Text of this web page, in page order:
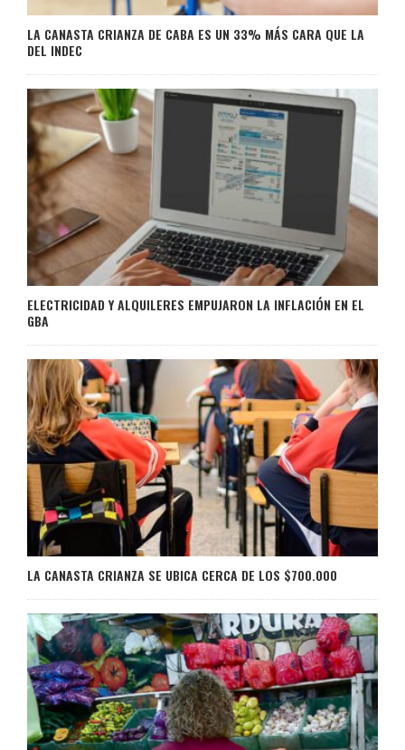
LA CANASTA CRIANZA DE CABA ES UN 33% MÁS CARA QUE LA
DEL INDEC
ELECTRICIDAD Y ALQUILERES EMPUJARON LA INFLACIÓN EN EL
GBA
LA CANASTA CRIANZA SE UBICA CERCA DE LOS $700.000